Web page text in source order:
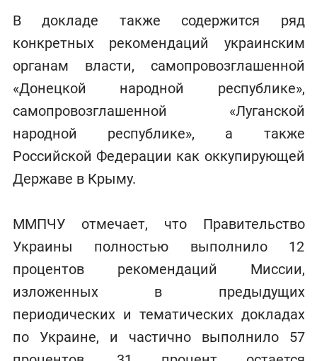
В докладе также содержится ряд
конкретных рекомендаций украинским
органам власти, самопровозглашенной
«Донецкой народной республике»,
самопровозглашенной «Луганской
народной республике», а также
Российской Федерации как оккупирующей
Державе в Крыму.
ММПЧУ отмечает, что Правительство
Украины полностью выполнило 12
процентов рекомендаций Миссии,
изложенных в предыдущих
периодических и тематических докладах
по Украине, и частично выполнило 57